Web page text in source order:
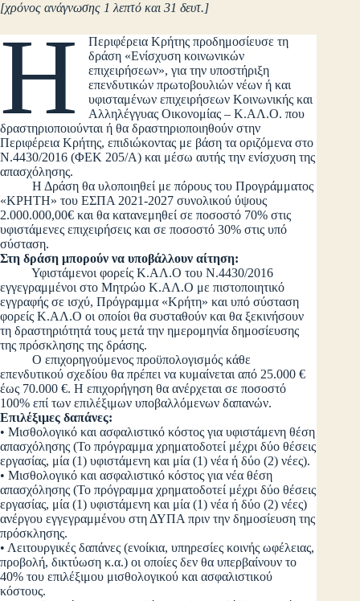
[χρόνος ανάγνωσης 1 λεπτό και 31 δευτ.]
Η
Περιφέρεια Κρήτης προδημοσίευσε τη
δράση «Ενίσχυση κοινωνικών
επιχειρήσεων», για την υποστήριξη
επενδυτικών πρωτοβουλιών νέων ή και
υφισταμένων επιχειρήσεων Κοινωνικής και
Αλληλέγγυας Οικονομίας – Κ.ΑΛ.Ο. που
δραστηριοποιούνται ή θα δραστηριοποιηθούν στην
Περιφέρεια Κρήτης, επιδιώκοντας με βάση τα οριζόμενα στο
Ν.4430/2016 (ΦΕΚ 205/Α) και μέσω αυτής την ενίσχυση της
απασχόλησης.
Η Δράση θα υλοποιηθεί με πόρους του Προγράμματος
«ΚΡΗΤΗ» του ΕΣΠΑ 2021-2027 συνολικού ύψους
2.000.000,00€ και θα κατανεμηθεί σε ποσοστό 70% στις
υφιστάμενες επιχειρήσεις και σε ποσοστό 30% στις υπό
σύσταση.
Στη δράση μπορούν να υποβάλλουν αίτηση:
Υφιστάμενοι φορείς Κ.ΑΛ.Ο του Ν.4430/2016
εγγεγραμμένοι στο Μητρώο Κ.ΑΛ.Ο με πιστοποιητικό
εγγραφής σε ισχύ, Πρόγραμμα «Κρήτη» και υπό σύσταση
φορείς Κ.ΑΛ.Ο οι οποίοι θα συσταθούν και θα ξεκινήσουν
τη δραστηριότητά τους μετά την ημερομηνία δημοσίευσης
της πρόσκλησης της δράσης.
Ο επιχορηγούμενος προϋπολογισμός κάθε
επενδυτικού σχεδίου θα πρέπει να κυμαίνεται από 25.000 €
έως 70.000 €. Η επιχορήγηση θα ανέρχεται σε ποσοστό
100% επί των επιλέξιμων υποβαλλόμενων δαπανών.
Επιλέξιμες δαπάνες:
• Μισθολογικό και ασφαλιστικό κόστος για υφιστάμενη θέση
απασχόλησης (Το πρόγραμμα χρηματοδοτεί μέχρι δύο θέσεις
εργασίας, μία (1) υφιστάμενη και μία (1) νέα ή δύο (2) νέες).
• Μισθολογικό και ασφαλιστικό κόστος για νέα θέση
απασχόλησης (Το πρόγραμμα χρηματοδοτεί μέχρι δύο θέσεις
εργασίας, μία (1) υφιστάμενη και μία (1) νέα ή δύο (2) νέες)
ανέργου εγγεγραμμένου στη ΔΥΠΑ πριν την δημοσίευση της
πρόσκλησης.
• Λειτουργικές δαπάνες (ενοίκια, υπηρεσίες κοινής ωφέλειας,
προβολή, δικτύωση κ.α.) οι οποίες δεν θα υπερβαίνουν το
40% του επιλέξιμου μισθολογικού και ασφαλιστικού
κόστους.